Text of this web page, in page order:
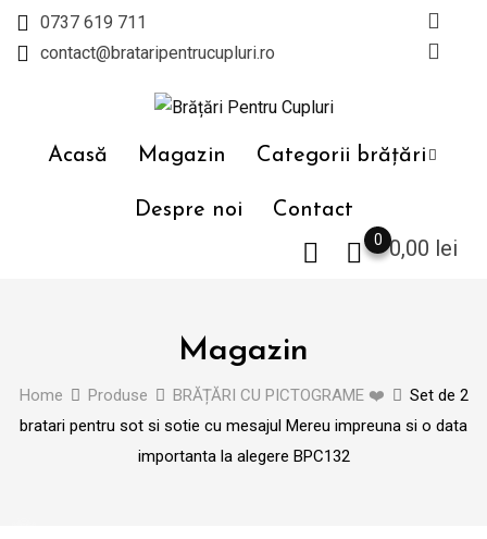
Skip
0737 619 711
contact@brataripentrucupluri.ro
Acasă Magazin Categorii brățări
Despre noi Contact
0,00 lei
0
Magazin
Home Produse BRĂȚĂRI CU PICTOGRAME ❤️
Set de 2
bratari pentru sot si sotie cu mesajul Mereu impreuna si o data
importanta la alegere BPC132